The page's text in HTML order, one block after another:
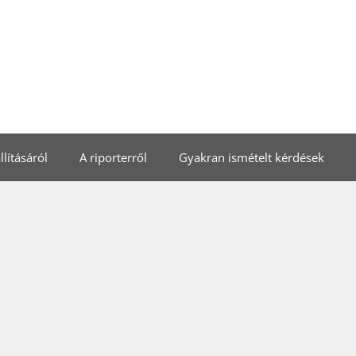
A riporterről Gyakran ismételt kérdések